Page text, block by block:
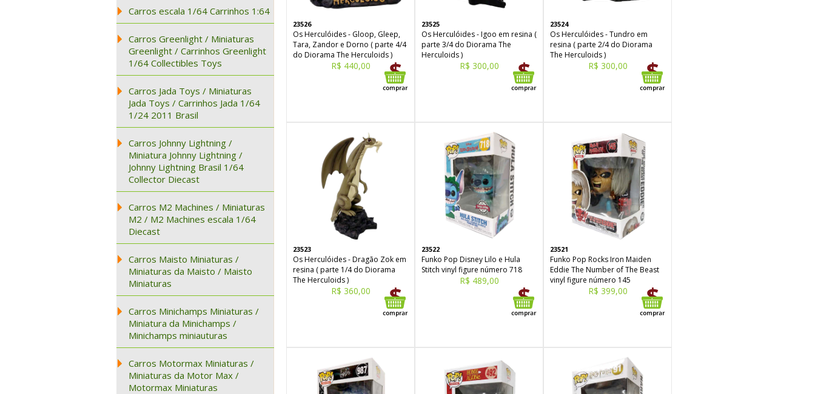
Carros escala 1/64 Carrinhos 1:64
Carros Greenlight / Miniaturas
Greenlight / Carrinhos Greenlight
1/64 Collectibles Toys
Carros Jada Toys / Miniaturas
Jada Toys / Carrinhos Jada 1/64
1/24 2011 Brasil
Carros Johnny Lightning /
Miniatura Johnny Lightning /
Johnny Lightning Brasil 1/64
Collector Diecast
Carros M2 Machines / Miniaturas
M2 / M2 Machines escala 1/64
Diecast
Carros Maisto Miniaturas /
Miniaturas da Maisto / Maisto
Miniaturas
Carros Minichamps Miniaturas /
Miniatura da Minichamps /
Minichamps miniauturas
Carros Motormax Miniaturas /
Miniaturas da Motor Max /
Motormax Miniaturas
23526
Os Herculóides - Gloop, Gleep,
Tara, Zandor e Dorno ( parte 4/4
do Diorama The Herculoids )
R$ 440,00
23525
Os Herculóides - Igoo em resina (
parte 3/4 do Diorama The
Herculoids )
R$ 300,00
23524
Os Herculóides - Tundro em
resina ( parte 2/4 do Diorama
The Herculoids )
R$ 300,00
23523
Os Herculóides - Dragão Zok em
resina ( parte 1/4 do Diorama
The Herculoids )
R$ 360,00
23522
Funko Pop Disney Lilo e Hula
Stitch vinyl figure número 718
R$ 489,00
23521
Funko Pop Rocks Iron Maiden
Eddie The Number of The Beast
vinyl figure número 145
R$ 399,00